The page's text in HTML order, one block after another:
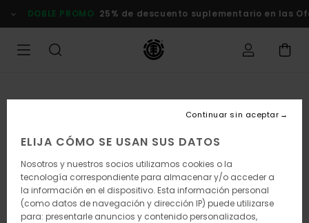
la
DOBLE PROMO 25% de descuento suplementario en las
ELIJA CÓMO SE USAN SUS DATOS
Nosotros y nuestros socios utilizamos cookies o la
tecnología correspondiente para almacenar y/o acceder a
la información en el dispositivo. Esta información personal
(como datos de navegación y dirección IP) puede utilizarse
para: presentarle anuncios y contenido personalizados,
Continuar sin aceptar